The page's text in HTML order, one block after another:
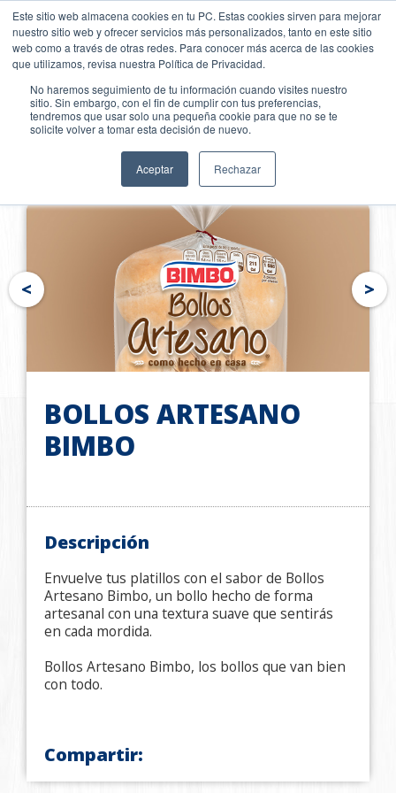
Este sitio web almacena cookies en tu PC. Estas cookies sirven para mejorar
nuestro sitio web y ofrecer servicios más personalizados, tanto en este sitio
web como a través de otras redes. Para conocer más acerca de las cookies
que utilizamos, revisa nuestra Política de Privacidad.
No haremos seguimiento de tu información cuando visites nuestro
sitio. Sin embargo, con el fin de cumplir con tus preferencias,
tendremos que usar solo una pequeña cookie para que no se te
solicite volver a tomar esta decisión de nuevo.
Aceptar Rechazar
Pasar
contenido
principal
SKIP TO CONTENT
< Productos de Bimbo®
BOLLOS ARTESANO
BIMBO
Descripción
Envuelve tus platillos con el sabor de Bollos
Artesano Bimbo, un bollo hecho de forma
artesanal con una textura suave que sentirás
en cada mordida.
Bollos Artesano Bimbo, los bollos que van bien
con todo.
Compartir: